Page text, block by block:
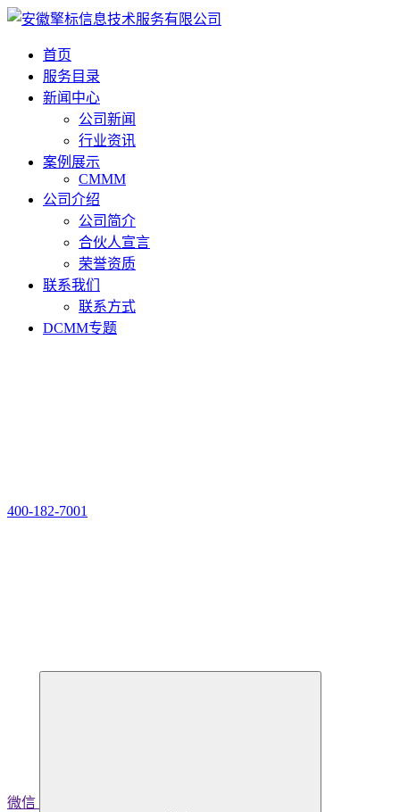
首页
服务目录
新闻中心
公司新闻
行业资讯
案例展示
CMMM
公司介绍
公司简介
合伙人宣言
荣誉资质
联系我们
联系方式
DCMM专题
400-182-7001
微信